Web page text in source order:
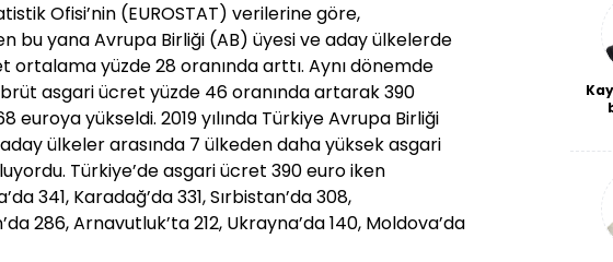
Ofisi’nin (EUROSTAT) verilerine göre,
bu yana Avrupa Birliği (AB) üyesi ve aday ülkelerde
ortalama yüzde 28 oranında arttı. Aynı dönemde
brüt asgari ücret yüzde 46 oranında artarak 390
euroya yükseldi. 2019 yılında Türkiye Avrupa Birliği
ülkeler arasında 7 ülkeden daha yüksek asgari
Türkiye’de asgari ücret 390 euro iken
341, Karadağ’da 331, Sırbistan’da 308,
286, Arnavutluk’ta 212, Ukrayna’da 140, Moldova’da